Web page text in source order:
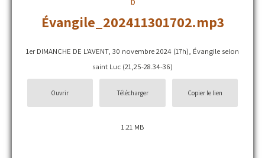
Évangile_202411301702.mp3
1er DIMANCHE DE L'AVENT, 30 novembre 2024 (17h), Évangile selon
saint Luc (21,25-28.34-36)
Ouvrir Télécharger Copier le lien
1.21 MB